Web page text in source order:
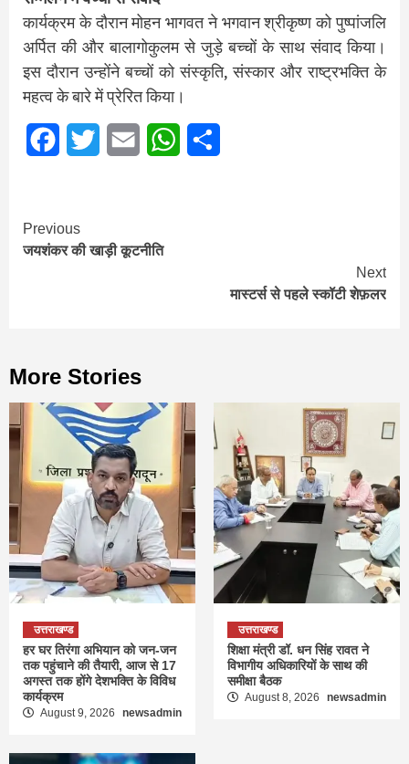
कार्यक्रम के दौरान मोहन भागवत ने भगवान श्रीकृष्ण को पुष्पांजलि
अर्पित की और बालागोकुलम से जुड़े बच्चों के साथ संवाद किया।
इस दौरान उन्होंने बच्चों को संस्कृति, संस्कार और राष्ट्रभक्ति के
महत्व के बारे में प्रेरित किया।
FacebookTwitter Email WhatsApp
Continue
Reading
Previous
जयशंकर की खाड़ी कूटनीति
Next
मास्टर्स से पहले स्कॉटी शेफ़लर
More Stories
उत्तराखण्ड
हर घर तिरंगा अभियान को जन-जन
तक पहुंचाने की तैयारी, आज से 17
अगस्त तक होंगे देशभक्ति के विविध
कार्यक्रम
August 9, 2026 newsadmin
उत्तराखण्ड
शिक्षा मंत्री डॉ. धन सिंह रावत ने
विभागीय अधिकारियों के साथ की
समीक्षा बैठक
August 8, 2026 newsadmin